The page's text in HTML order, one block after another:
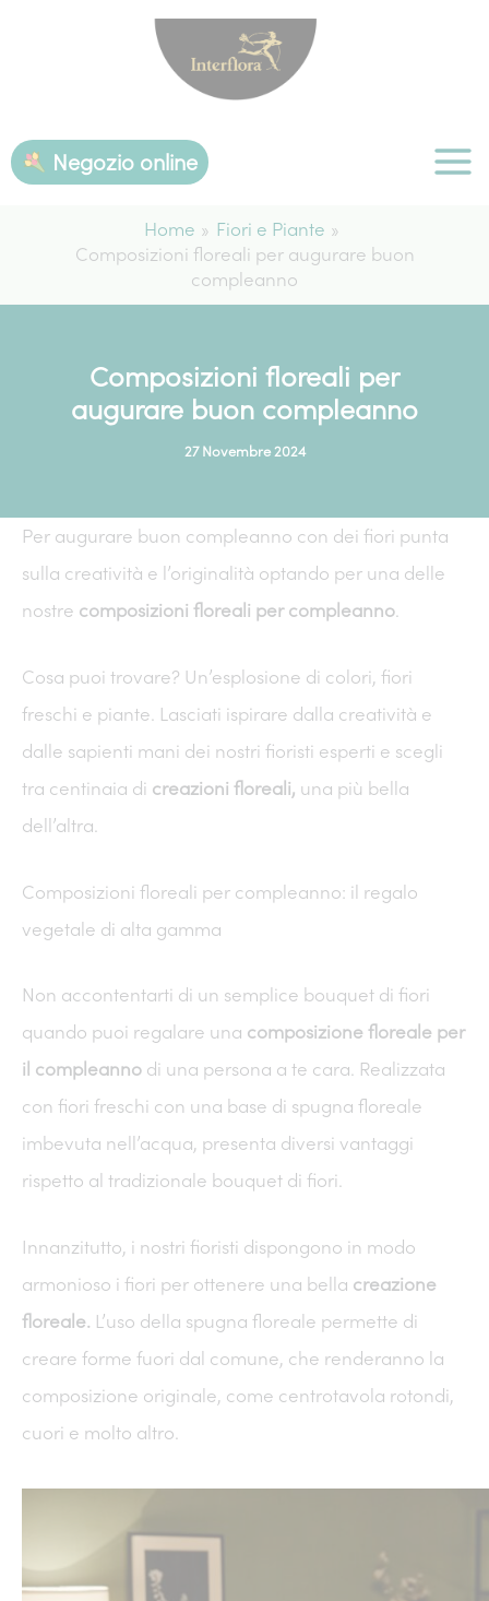
Negozio online
Home
Fiori e Piante
Composizioni floreali per augurare buon
compleanno
Composizioni floreali per
augurare buon compleanno
27 Novembre 2024
Per augurare buon compleanno con dei fiori punta
sulla creatività e l’originalità optando per una delle
nostre composizioni floreali per compleanno.
Cosa puoi trovare? Un’esplosione di colori, fiori
freschi e piante. Lasciati ispirare dalla creatività e
dalle sapienti mani dei nostri fioristi esperti e scegli
tra centinaia di creazioni floreali, una più bella
dell’altra.
Composizioni floreali per compleanno: il regalo
vegetale di alta gamma
Non accontentarti di un semplice bouquet di fiori
quando puoi regalare una composizione floreale per
il compleanno di una persona a te cara. Realizzata
con fiori freschi con una base di spugna floreale
imbevuta nell’acqua, presenta diversi vantaggi
rispetto al tradizionale bouquet di fiori.
Innanzitutto, i nostri fioristi dispongono in modo
armonioso i fiori per ottenere una bella creazione
floreale. L’uso della spugna floreale permette di
creare forme fuori dal comune, che renderanno la
composizione originale, come centrotavola rotondi,
cuori e molto altro.